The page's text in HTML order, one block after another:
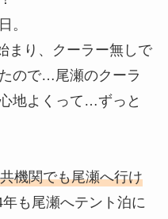
。
まり、クーラー無しで
ので…尾瀬のクーラ
地よくって…ずっと
機関でも尾瀬へ行け
も尾瀬へテント泊に